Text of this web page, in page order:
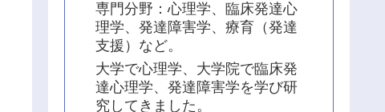
専門分野：心理学、臨床発達心
理学、発達障害学、療育（発達
支援）など。
大学で心理学、大学院で臨床発
達心理学、発達障害学を学び研
究してきました。